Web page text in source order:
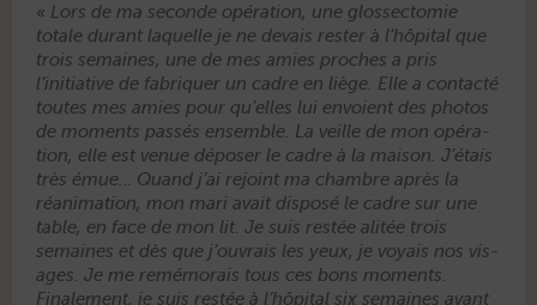
« Lors de ma sec­onde opéra­tion, une glos­sec­tomie
totale durant laque­lle je ne devais rester à l’hôpital que
trois semaines, une de mes amies proches a pris
l’initiative de fab­ri­quer un cadre en liège. Elle a con­tac­té
toutes mes amies pour qu’elles lui envoient des pho­tos
de moments passés ensem­ble. La veille de mon opéra­
tion, elle est venue dépos­er le cadre à la mai­son. J’étais
très émue… Quand j’ai rejoint ma cham­bre après la
réan­i­ma­tion, mon mari avait dis­posé le cadre sur une
table, en face de mon lit. Je suis restée alitée trois
semaines et dès que j’ouvrais les yeux, je voy­ais nos vis­
ages. Je me remé­morais tous ces bons moments.
Finale­ment, je suis restée à l’hôpital six semaines avant